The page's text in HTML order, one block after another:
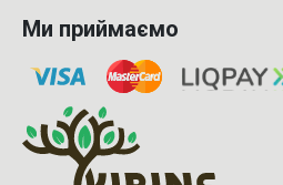
Ми приймаємо